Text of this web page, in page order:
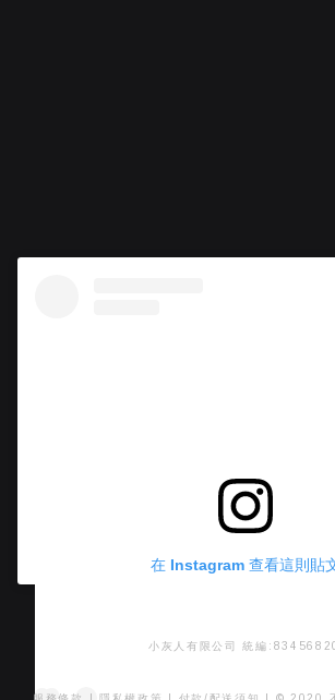
在 Instagram 查看這則貼
小灰人有限公司 統編